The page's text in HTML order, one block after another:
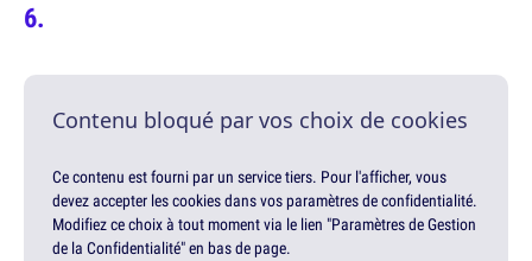
Contenu bloqué par vos choix de cookies
Ce contenu est fourni par un service tiers. Pour l'afficher, vous
devez accepter les cookies dans vos paramètres de confidentialité.
Modifiez ce choix à tout moment via le lien "Paramètres de Gestion
de la Confidentialité" en bas de page.